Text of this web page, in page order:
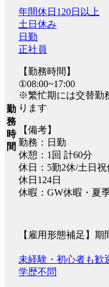
勤
務
時
間
年間休日120日以上
土日休み
日勤
正社員
【勤務時間】
①08:00~17:00
※繁忙期には交替勤
ります
【備考】
勤務：日勤
休憩：1回 計60分
休日：5勤2休/土日
休日124日
休暇：GW休暇・夏
【雇用形態補足】
未経験・初心者も歓
学歴不問